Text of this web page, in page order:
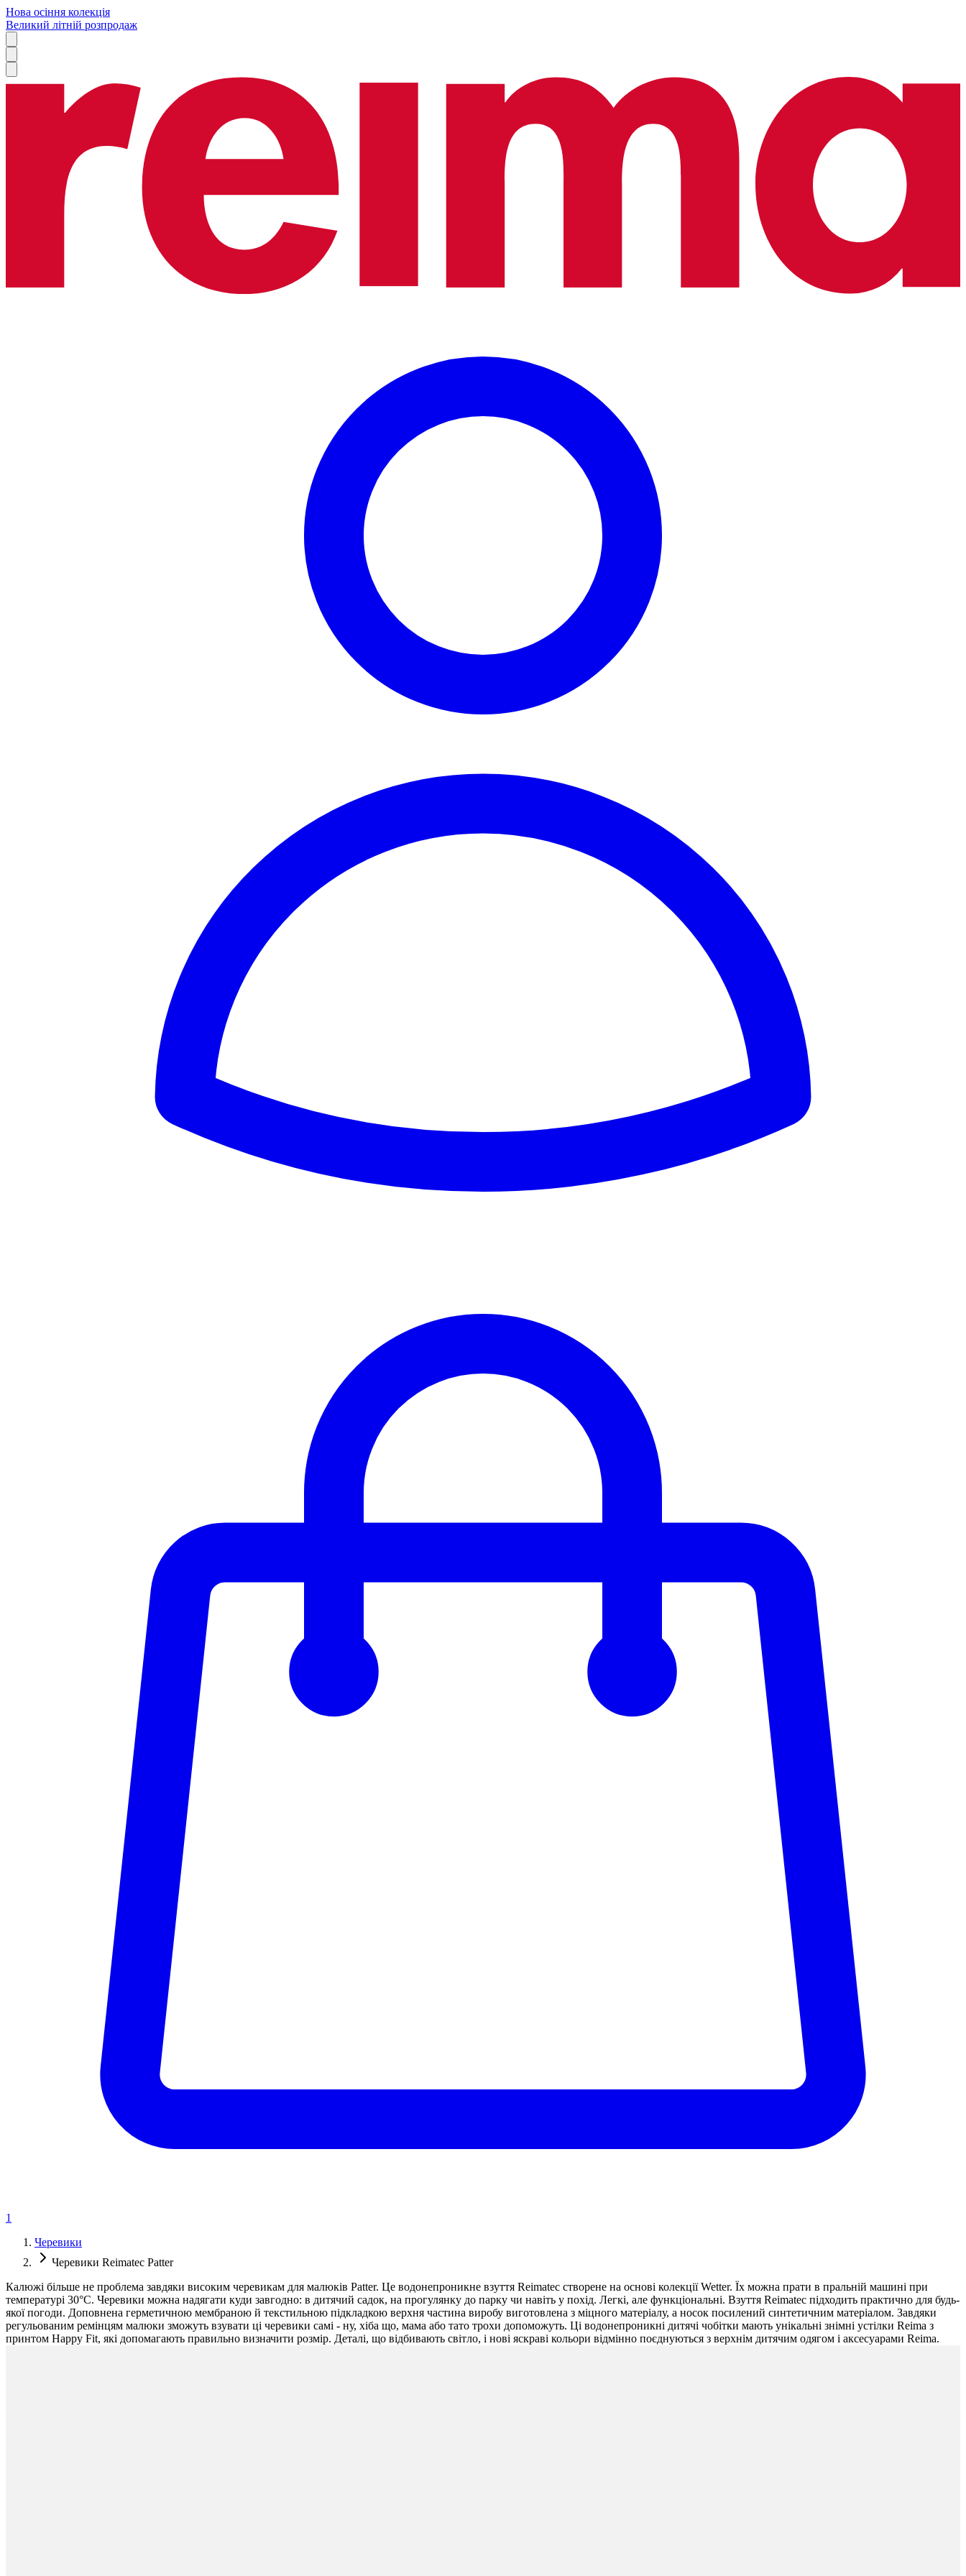
Нова осіння колекція
Великий літній розпродаж
1
Черевики
Черевики Reimatec Patter
Калюжі більше не проблема завдяки високим черевикам для малюків Patter. Це водонепроникне взуття Reimatec створене на основі колекції Wetter. Їх можна прати в пральній машині при
температурі 30°C. Черевики можна надягати куди завгодно: в дитячий садок, на прогулянку до парку чи навіть у похід. Легкі, але функціональні. Взуття Reimatec підходить практично для будь-
якої погоди. Доповнена герметичною мембраною й текстильною підкладкою верхня частина виробу виготовлена з міцного матеріалу, а носок посилений синтетичним матеріалом. Завдяки
регульованим ремінцям малюки зможуть взувати ці черевики самі - ну, хіба що, мама або тато трохи допоможуть. Ці водонепроникні дитячі чобітки мають унікальні знімні устілки Reima з
принтом Happy Fit, які допомагають правильно визначити розмір. Деталі, що відбивають світло, і нові яскраві кольори відмінно поєднуються з верхнім дитячим одягом і аксесуарами Reima.